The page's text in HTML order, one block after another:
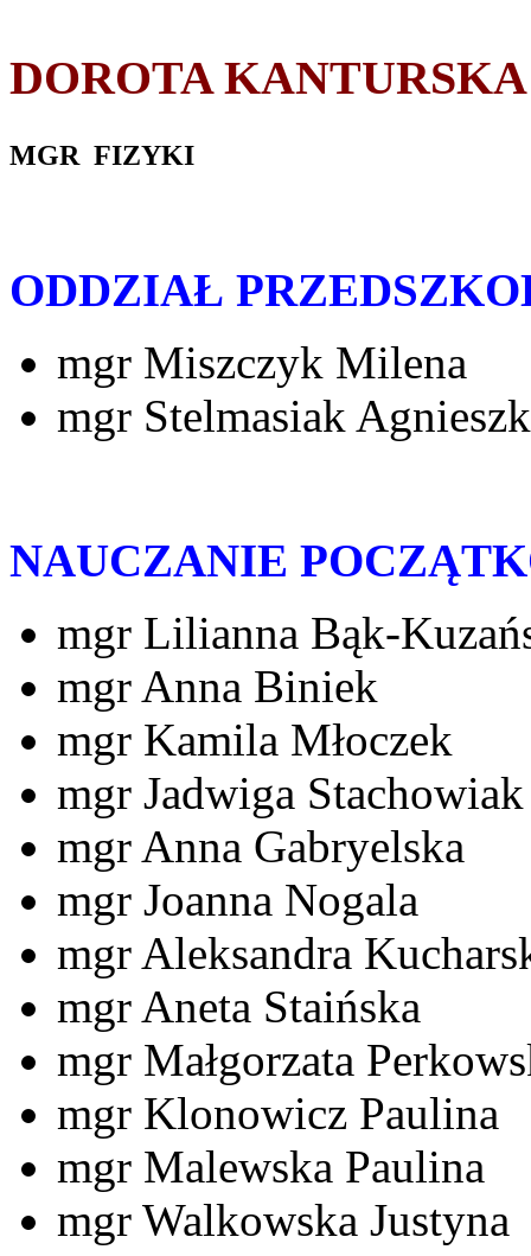
DOROTA KANTURSKA
MGR FIZYKI
ODDZIAŁ
mgr Miszczyk Milena
mgr Stelmasiak
NAUCZANIE
mgr Lilianna Bąk-
mgr Anna Biniek
mgr Kamila Młoczek
mgr Jadwiga Stachowiak
mgr Anna Gabryelska
mgr Joanna Nogala
mgr Aleksandra
mgr Aneta Staińska
mgr Małgorzata
mgr Klonowicz Paulina
mgr Malewska Paulina
mgr Walkowska Justyna